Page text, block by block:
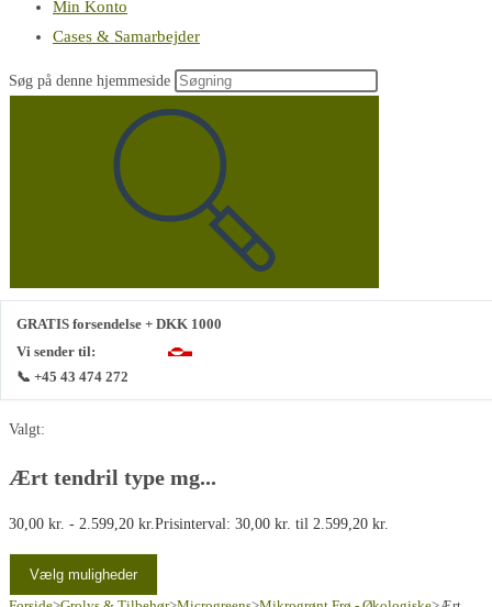
Min Konto
Cases & Samarbejder
Søg på denne hjemmeside
GRATIS forsendelse + DKK 1000
Vi sender til:
📞 +45 43 474 272
Valgt:
Ært tendril type mg...
30,00 kr. - 2.599,20 kr.Prisinterval: 30,00 kr. til 2.599,20 kr.
Vælg muligheder